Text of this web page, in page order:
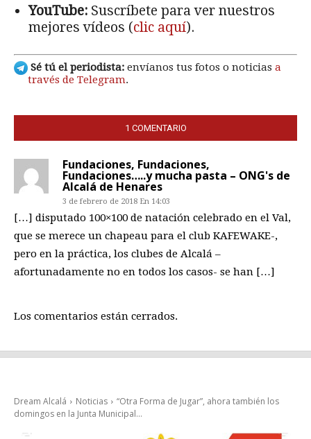
YouTube: Suscríbete para ver nuestros
mejores vídeos (clic aquí).
Sé tú el periodista: envíanos tus fotos o noticias a
través de Telegram.
1 COMENTARIO
Fundaciones, Fundaciones,
Fundaciones…..y mucha pasta – ONG's de
Alcalá de Henares
3 de febrero de 2018 En 14:03
[…] disputado 100×100 de natación celebrado en el Val,
que se merece un chapeau para el club KAFEWAKE-,
pero en la práctica, los clubes de Alcalá –
afortunadamente no en todos los casos- se han […]
Los comentarios están cerrados.